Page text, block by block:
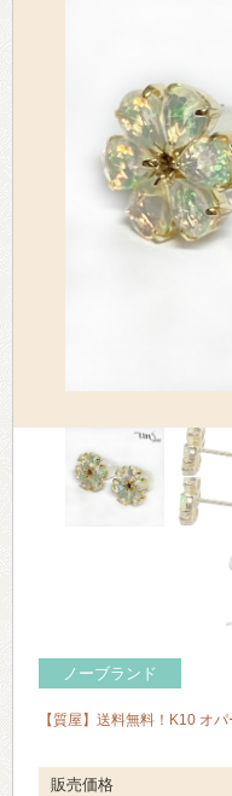
ノーブランド
【質屋】送料無料！K10 オ
販売価格